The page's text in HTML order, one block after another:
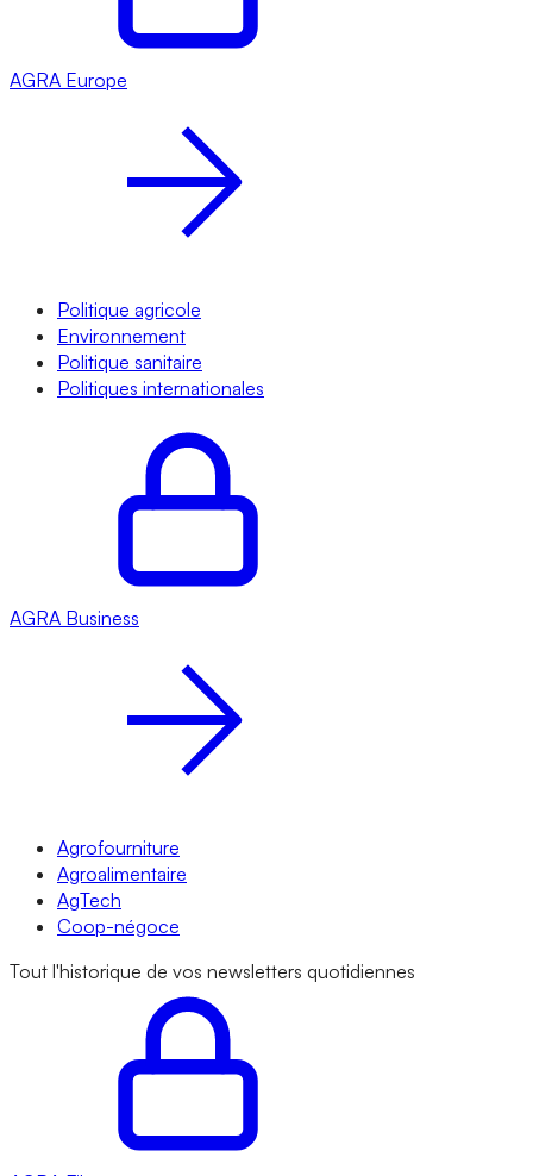
AGRA Europe
Politique agricole
Environnement
Politique sanitaire
Politiques internationales
AGRA Business
Agrofourniture
Agroalimentaire
AgTech
Coop-négoce
Tout l'historique de vos newsletters quotidiennes